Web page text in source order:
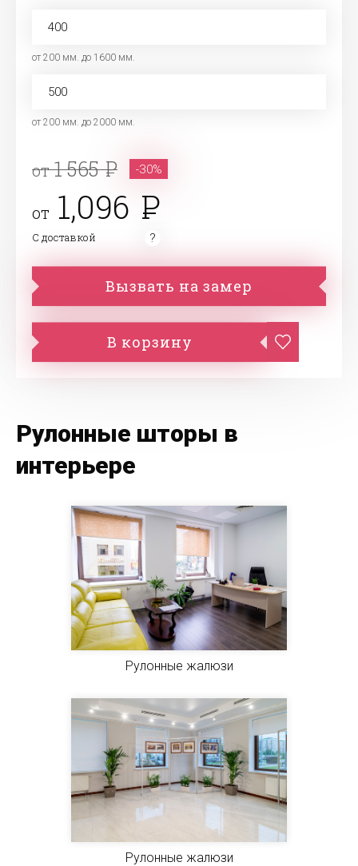
от 200 мм. до 1600 мм.
от 200 мм. до 2000 мм.
от1 565 -30%
от 1,096
С доставкой
Вызвать на замер
В корзину
Рулонные шторы в
интерьере
Рулонные жалюзи
Рулонные жалюзи